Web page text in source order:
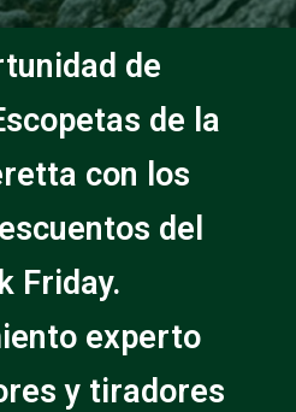
de
de la
con los
del
Friday.
experto
y tiradores